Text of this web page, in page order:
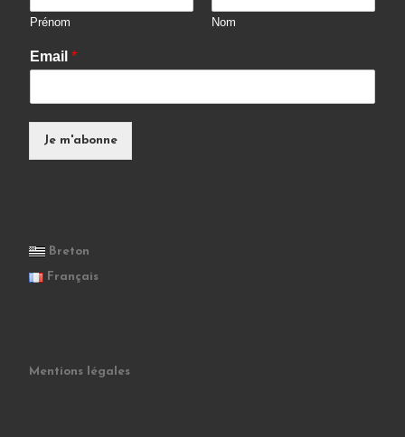
Prénom Nom
Email *
Je m'abonne
Breton
Français
Mentions légales